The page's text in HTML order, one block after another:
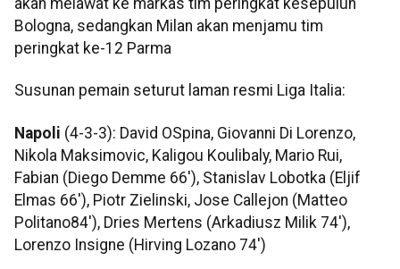
akan melawat ke markas tim peringkat kesepuluh
Bologna, sedangkan Milan akan menjamu tim
peringkat ke-12 Parma
Susunan pemain seturut laman resmi Liga Italia:
Napoli (4-3-3): David OSpina, Giovanni Di Lorenzo,
Nikola Maksimovic, Kaligou Koulibaly, Mario Rui,
Fabian (Diego Demme 66'), Stanislav Lobotka (Eljif
Elmas 66'), Piotr Zielinski, Jose Callejon (Matteo
Politano84'), Dries Mertens (Arkadiusz Milik 74'),
Lorenzo Insigne (Hirving Lozano 74')